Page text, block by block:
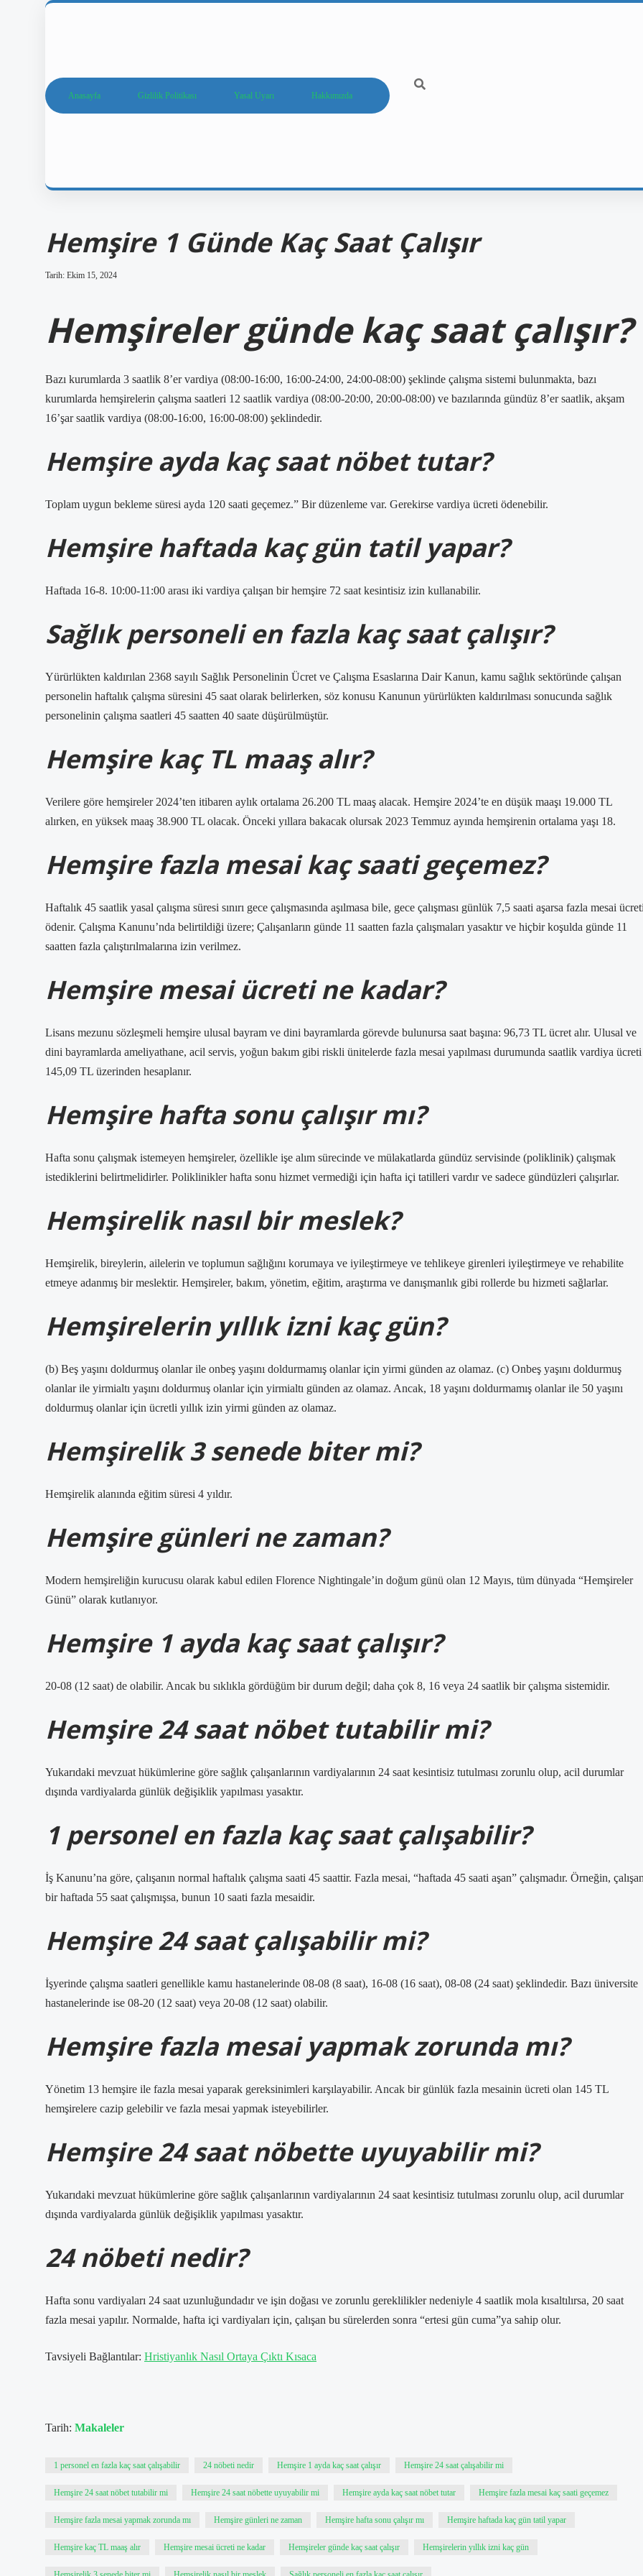
Anasayfa Gizlilik Politikası Yasal Uyarı Hakkımızda
Hemşire 1 Günde Kaç Saat Çalışır
Tarih: Ekim 15, 2024
Hemşireler günde kaç saat çalışır?
Bazı kurumlarda 3 saatlik 8’er vardiya (08:00-16:00, 16:00-24:00, 24:00-08:00) şeklinde çalışma sistemi bulunmakta, bazı
kurumlarda hemşirelerin çalışma saatleri 12 saatlik vardiya (08:00-20:00, 20:00-08:00) ve bazılarında gündüz 8’er saatlik, akşam
16’şar saatlik vardiya (08:00-16:00, 16:00-08:00) şeklindedir.
Hemşire ayda kaç saat nöbet tutar?
Toplam uygun bekleme süresi ayda 120 saati geçemez.” Bir düzenleme var. Gerekirse vardiya ücreti ödenebilir.
Hemşire haftada kaç gün tatil yapar?
Haftada 16-8. 10:00-11:00 arası iki vardiya çalışan bir hemşire 72 saat kesintisiz izin kullanabilir.
Sağlık personeli en fazla kaç saat çalışır?
Yürürlükten kaldırılan 2368 sayılı Sağlık Personelinin Ücret ve Çalışma Esaslarına Dair Kanun, kamu sağlık sektöründe çalışan
personelin haftalık çalışma süresini 45 saat olarak belirlerken, söz konusu Kanunun yürürlükten kaldırılması sonucunda sağlık
personelinin çalışma saatleri 45 saatten 40 saate düşürülmüştür.
Hemşire kaç TL maaş alır?
Verilere göre hemşireler 2024’ten itibaren aylık ortalama 26.200 TL maaş alacak. Hemşire 2024’te en düşük maaşı 19.000 TL
alırken, en yüksek maaş 38.900 TL olacak. Önceki yıllara bakacak olursak 2023 Temmuz ayında hemşirenin ortalama yaşı 18.
Hemşire fazla mesai kaç saati geçemez?
Haftalık 45 saatlik yasal çalışma süresi sınırı gece çalışmasında aşılmasa bile, gece çalışması günlük 7,5 saati aşarsa fazla mesai
ödenir. Çalışma Kanunu’nda belirtildiği üzere; Çalışanların günde 11 saatten fazla çalışmaları yasaktır ve hiçbir koşulda günde 11
saatten fazla çalıştırılmalarına izin verilmez.
Hemşire mesai ücreti ne kadar?
Lisans mezunu sözleşmeli hemşire ulusal bayram ve dini bayramlarda görevde bulunursa saat başına: 96,73 TL ücret alır. Ulusal ve
dini bayramlarda ameliyathane, acil servis, yoğun bakım gibi riskli ünitelerde fazla mesai yapılması durumunda saatlik vardiya ücreti
145,09 TL üzerinden hesaplanır.
Hemşire hafta sonu çalışır mı?
Hafta sonu çalışmak istemeyen hemşireler, özellikle işe alım sürecinde ve mülakatlarda gündüz servisinde (poliklinik) çalışmak
istediklerini belirtmelidirler. Poliklinikler hafta sonu hizmet vermediği için hafta içi tatilleri vardır ve sadece gündüzleri çalışırlar.
Hemşirelik nasıl bir meslek?
Hemşirelik, bireylerin, ailelerin ve toplumun sağlığını korumaya ve iyileştirmeye ve tehlikeye girenleri iyileştirmeye ve rehabilite
etmeye adanmış bir meslektir. Hemşireler, bakım, yönetim, eğitim, araştırma ve danışmanlık gibi rollerde bu hizmeti sağlarlar.
Hemşirelerin yıllık izni kaç gün?
(b) Beş yaşını doldurmuş olanlar ile onbeş yaşını doldurmamış olanlar için yirmi günden az olamaz. (c) Onbeş yaşını doldurmuş
olanlar ile yirmialtı yaşını doldurmuş olanlar için yirmialtı günden az olamaz. Ancak, 18 yaşını doldurmamış olanlar ile 50 yaşını
doldurmuş olanlar için ücretli yıllık izin yirmi günden az olamaz.
Hemşirelik 3 senede biter mi?
Hemşirelik alanında eğitim süresi 4 yıldır.
Hemşire günleri ne zaman?
Modern hemşireliğin kurucusu olarak kabul edilen Florence Nightingale’in doğum günü olan 12 Mayıs, tüm dünyada “Hemşireler
Günü” olarak kutlanıyor.
Hemşire 1 ayda kaç saat çalışır?
20-08 (12 saat) de olabilir. Ancak bu sıklıkla gördüğüm bir durum değil; daha çok 8, 16 veya 24 saatlik bir çalışma sistemidir.
Hemşire 24 saat nöbet tutabilir mi?
Yukarıdaki mevzuat hükümlerine göre sağlık çalışanlarının vardiyalarının 24 saat kesintisiz tutulması zorunlu olup, acil durumlar
dışında vardiyalarda günlük değişiklik yapılması yasaktır.
1 personel en fazla kaç saat çalışabilir?
İş Kanunu’na göre, çalışanın normal haftalık çalışma saati 45 saattir. Fazla mesai, “haftada 45 saati aşan” çalışmadır. Örneğin,
bir haftada 55 saat çalışmışsa, bunun 10 saati fazla mesaidir.
Hemşire 24 saat çalışabilir mi?
İşyerinde çalışma saatleri genellikle kamu hastanelerinde 08-08 (8 saat), 16-08 (16 saat), 08-08 (24 saat) şeklindedir. Bazı üniversite
hastanelerinde ise 08-20 (12 saat) veya 20-08 (12 saat) olabilir.
Hemşire fazla mesai yapmak zorunda mı?
Yönetim 13 hemşire ile fazla mesai yaparak gereksinimleri karşılayabilir. Ancak bir günlük fazla mesainin ücreti olan 145 TL
hemşirelere cazip gelebilir ve fazla mesai yapmak isteyebilirler.
Hemşire 24 saat nöbette uyuyabilir mi?
Yukarıdaki mevzuat hükümlerine göre sağlık çalışanlarının vardiyalarının 24 saat kesintisiz tutulması zorunlu olup, acil durumlar
dışında vardiyalarda günlük değişiklik yapılması yasaktır.
24 nöbeti nedir?
Hafta sonu vardiyaları 24 saat uzunluğundadır ve işin doğası ve zorunlu gereklilikler nedeniyle 4 saatlik mola kısaltılırsa, 20 saat
fazla mesai yapılır. Normalde, hafta içi vardiyaları için, çalışan bu sürelerden sonra “ertesi gün cuma”ya sahip olur.
Tavsiyeli Bağlantılar: Hristiyanlık Nasıl Ortaya Çıktı Kısaca
Tarih: Makaleler
1 personel en fazla kaç saat çalışabilir 24 nöbeti nedir Hemşire 1 ayda kaç saat çalışır Hemşire 24 saat çalışabilir mi
Hemşire 24 saat nöbet tutabilir mi Hemşire 24 saat nöbette uyuyabilir mi Hemşire ayda kaç saat nöbet tutar Hemşire fazla mesai kaç saati geçemez
Hemşire fazla mesai yapmak zorunda mı Hemşire günleri ne zaman Hemşire hafta sonu çalışır mı Hemşire haftada kaç gün tatil yapar
Hemşire kaç TL maaş alır Hemşire mesai ücreti ne kadar Hemşireler günde kaç saat çalışır Hemşirelerin yıllık izni kaç gün